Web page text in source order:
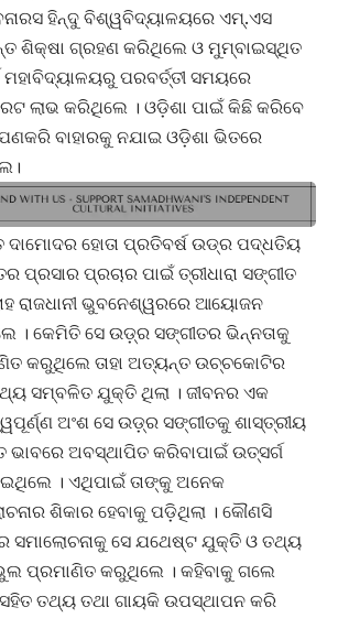
ହିନ୍ଦୁ ବିଶ୍ୱବିଦ୍ୟାଳୟରେ ଏମ୍‌.ଏସ
ଶିକ୍ଷା ଗ୍ରହଣ କରିଥିଲେ ଓ ମୁମ୍ବାଇସ୍ଥିତ
ମହାବିଦ୍ୟାଳୟରୁ ପରବର୍ତ୍ତୀ ସମୟରେ
ଲାଭ କରିଥିଲେ । ଓଡ଼ିଶା ପାଇଁ କିଛି କରିବେ
ବାହାରକୁ ନଯାଇ ଓଡ଼ିଶା ଭିତରେ
ହୋତା ପ୍ରତିବର୍ଷ ଉଡ୍ର ପଦ୍ଧତିୟ
ପ୍ରସାର ପ୍ରଚାର ପାଇଁ ତ୍ରୀଧାରା ସଙ୍ଗୀତ
ରାଜଧାନୀ ଭୁବନେଶ୍ୱରରେ ଆୟୋଜନ
। କେମିତି ସେ ଉଡ଼୍ର ସଙ୍ଗୀତର ଭିନ୍ନତାକୁ
କରୁଥିଲେ ତାହା ଅତ୍ୟନ୍ତ ଉଚ୍ଚକୋଟିର
ସମ୍ବଳିତ ଯୁକ୍ତି ଥିଲା । ଜୀବନର ଏକ
ଅଂଶ ସେ ଉଡ଼୍ର ସଙ୍ଗୀତକୁ ଶାସ୍ତ୍ରୀୟ
ଭାବରେ ଅବସ୍ଥାପିତ କରିବାପାଇଁ ଉତ୍ସର୍ଗ
। ଏଥିପାଇଁ ତାଙ୍କୁ ଅନେକ
ଶିକାର ହେବାକୁ ପଡ଼ିଥିଲା । କୌଣସି
ସମାଲୋଚନାକୁ ସେ ଯଥେଷ୍ଟ ଯୁକ୍ତି ଓ ତଥ୍ୟ
ପ୍ରମାଣିତ କରୁଥିଲେ । କହିବାକୁ ଗଲେ
ତଥ୍ୟ ତଥା ଗାୟକି ଉପସ୍ଥାପନ କରି